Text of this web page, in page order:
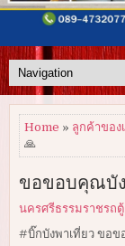
Home » ลูกค้าของ
🙏
ขอขอบคุณบั
นครศรีธรรมราชรถตู้
#บิ๊กบังพาเที่ยว ขอ